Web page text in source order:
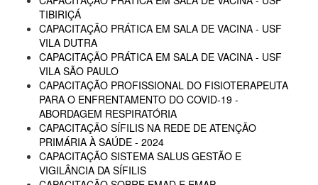
TIBIRIÇÁ
CAPACITAÇÃO PRÁTICA EM SALA DE VACINA - USF
VILA DUTRA
CAPACITAÇÃO PRÁTICA EM SALA DE VACINA - USF
VILA SÃO PAULO
CAPACITAÇÃO PROFISSIONAL DO FISIOTERAPEUTA
PARA O ENFRENTAMENTO DO COVID-19 -
ABORDAGEM RESPIRATÓRIA
CAPACITAÇÃO SÍFILIS NA REDE DE ATENÇÃO
PRIMÁRIA À SAÚDE - 2024
CAPACITAÇÃO SISTEMA SALUS GESTÃO E
VIGILÂNCIA DA SÍFILIS